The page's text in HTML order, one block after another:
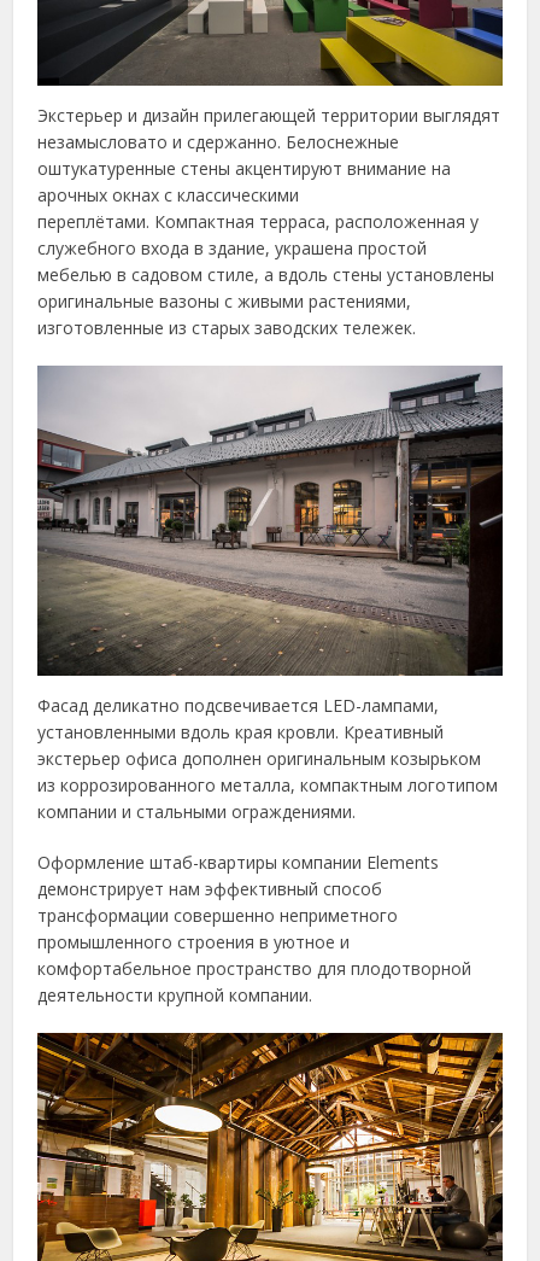
Экстерьер и дизайн прилегающей территории выглядят
незамысловато и сдержанно. Белоснежные
оштукатуренные стены акцентируют внимание на
арочных окнах с классическими
переплётами. Компактная терраса, расположенная у
служебного входа в здание, украшена простой
мебелью в садовом стиле, а вдоль стены установлены
оригинальные вазоны с живыми растениями,
изготовленные из старых заводских тележек.
Фасад деликатно подсвечивается LED-лампами,
установленными вдоль края кровли. Креативный
экстерьер офиса дополнен оригинальным козырьком
из коррозированного металла, компактным логотипом
компании и стальными ограждениями.
Оформление штаб-квартиры компании Elements
демонстрирует нам эффективный способ
трансформации совершенно неприметного
промышленного строения в уютное и
комфортабельное пространство для плодотворной
деятельности крупной компании.